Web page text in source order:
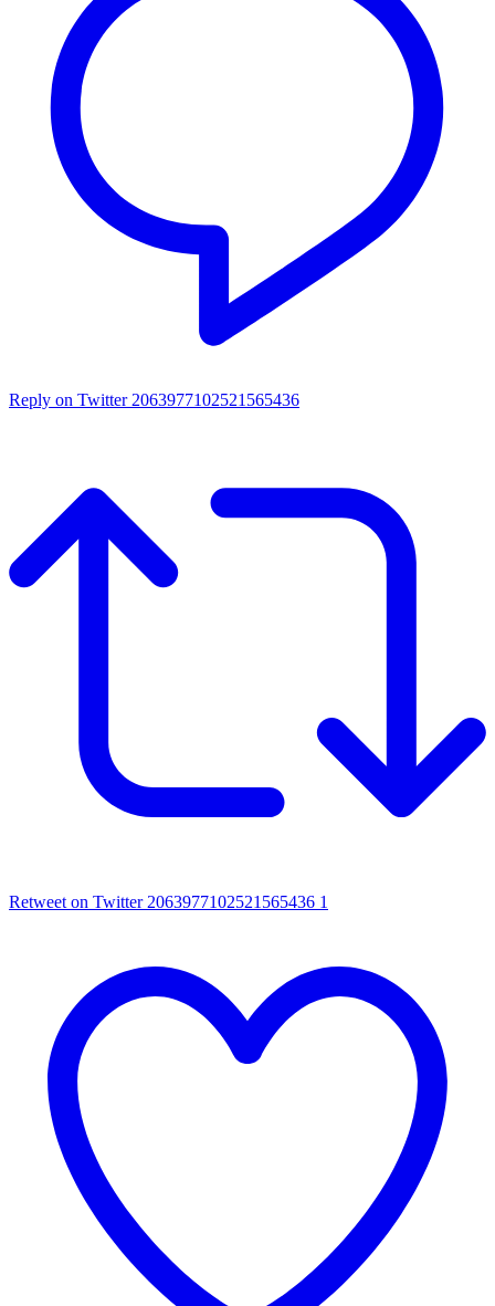
Reply on Twitter 2063977102521565436
Retweet on Twitter 2063977102521565436 1